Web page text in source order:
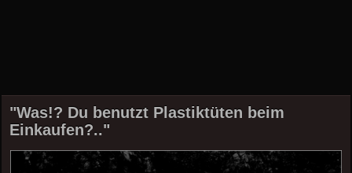
"Was!? Du benutzt Plastiktüten beim
Einkaufen?.."